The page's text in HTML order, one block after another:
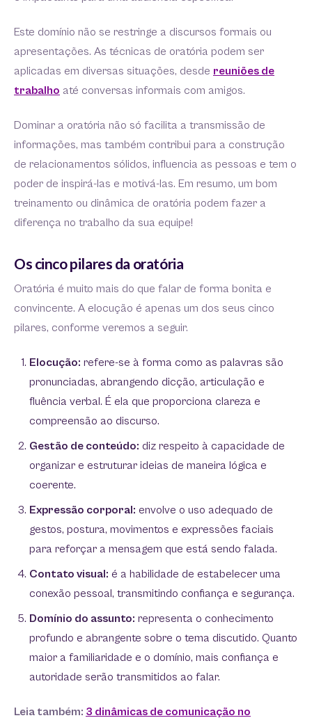
Este domínio não se restringe a discursos formais ou
apresentações. As técnicas de oratória podem ser
aplicadas em diversas situações, desde reuniões de
trabalho até conversas informais com amigos.
Dominar a oratória não só facilita a transmissão de
informações, mas também contribui para a construção
de relacionamentos sólidos, influencia as pessoas e tem o
poder de inspirá-las e motivá-las. Em resumo, um bom
treinamento ou dinâmica de oratória podem fazer a
diferença no trabalho da sua equipe!
Os cinco pilares da oratória
Oratória é muito mais do que falar de forma bonita e
convincente. A elocução é apenas um dos seus cinco
pilares, conforme veremos a seguir.
Elocução: refere-se à forma como as palavras são
pronunciadas, abrangendo dicção, articulação e
fluência verbal. É ela que proporciona clareza e
compreensão ao discurso.
Gestão de conteúdo: diz respeito à capacidade de
organizar e estruturar ideias de maneira lógica e
coerente.
Expressão corporal: envolve o uso adequado de
gestos, postura, movimentos e expressões faciais
para reforçar a mensagem que está sendo falada.
Contato visual: é a habilidade de estabelecer uma
conexão pessoal, transmitindo confiança e segurança.
Domínio do assunto: representa o conhecimento
profundo e abrangente sobre o tema discutido. Quanto
maior a familiaridade e o domínio, mais confiança e
autoridade serão transmitidos ao falar.
Leia também: 3 dinâmicas de comunicação no